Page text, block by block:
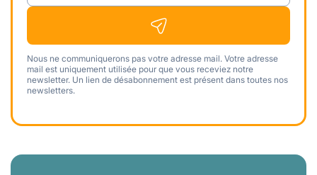
Nous ne communiquerons pas votre adresse mail. Votre adresse
mail est uniquement utilisée pour que vous receviez notre
newsletter. Un lien de désabonnement est présent dans toutes nos
newsletters.